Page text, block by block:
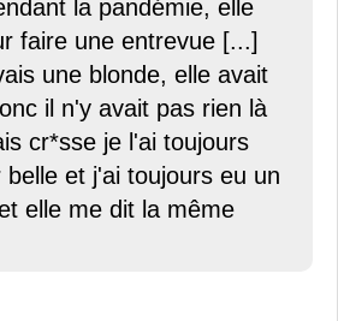
la pandémie, elle
faire une entrevue [...]
une blonde, elle avait
il n'y avait pas rien là
cr*sse je l'ai toujours
et j'ai toujours eu un
elle me dit la même